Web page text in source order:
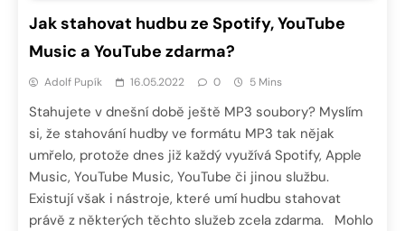
Jak stahovat hudbu ze Spotify, YouTube
Music a YouTube zdarma?
Adolf Pupík 16.05.2022 0 5 Mins
Stahujete v dnešní době ještě MP3 soubory? Myslím
si, že stahování hudby ve formátu MP3 tak nějak
umřelo, protože dnes již každý využívá Spotify, Apple
Music, YouTube Music, YouTube či jinou službu.
Existují však i nástroje, které umí hudbu stahovat
právě z některých těchto služeb zcela zdarma. Mohlo